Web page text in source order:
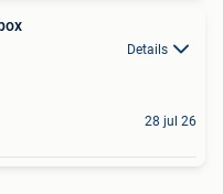
Details
28 jul 26